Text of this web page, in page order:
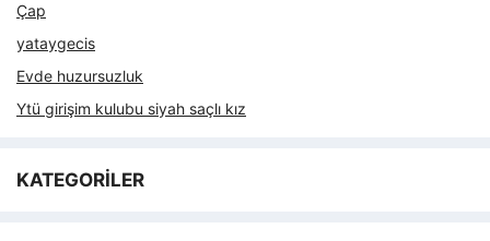
Çap
yataygecis
Evde huzursuzluk
Ytü girişim kulubu siyah saçlı kız
KATEGORİLER